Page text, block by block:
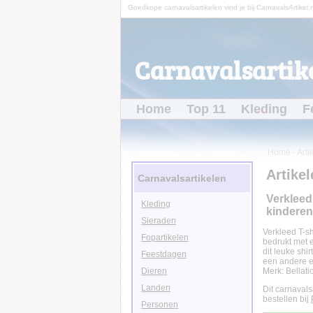
Goedkope carnavalsartikelen vind je bij
Home Top 11 Kleding
Home
kinderen
Verkleed T-
bedrukt met
dit leuke
een andere
Merk:
Dit
bestellen bij
Carnavalsartikelen
Kleding
Sieraden
Fopartikelen
Feestdagen
Dieren
Landen
Personen